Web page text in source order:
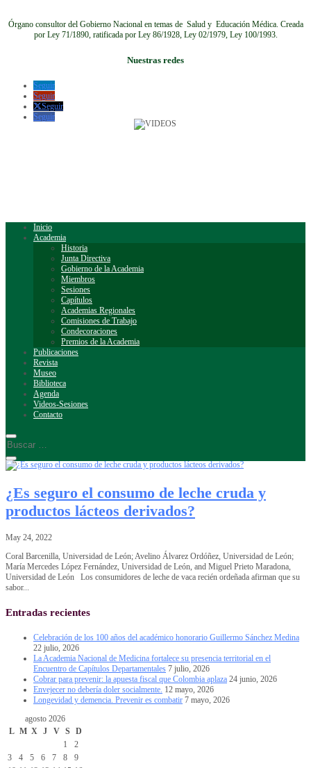
Órgano consultor del Gobierno Nacional en temas de Salud y Educación Médica. Creada
por Ley 71/1890, ratificada por Ley 86/1928, Ley 02/1979, Ley 100/1993.
Nuestras redes
Seguir
Seguir
Seguir
Seguir
Inicio
Academia
Historia
Junta Directiva
Gobierno de la Academia
Miembros
Sesiones
Capítulos
Academias Regionales
Comisiones de Trabajo
Condecoraciones
Premios de la Academia
Publicaciones
Revista
Museo
Biblioteca
Agenda
Videos-Sesiones
Contacto
¿Es seguro el consumo de leche cruda y
productos lácteos derivados?
May 24, 2022
Coral Barcenilla, Universidad de León; Avelino Álvarez Ordóñez, Universidad de León;
María Mercedes López Fernández, Universidad de León, and Miguel Prieto Maradona,
Universidad de León Los consumidores de leche de vaca recién ordeñada afirman que su
sabor...
Entradas recientes
Celebración de los 100 años del académico honorario Guillermo Sánchez Medina
22 julio, 2026
La Academia Nacional de Medicina fortalece su presencia territorial en el
Encuentro de Capítulos Departamentales 7 julio, 2026
Cobrar para prevenir: la apuesta fiscal que Colombia aplaza 24 junio, 2026
Envejecer no debería doler socialmente. 12 mayo, 2026
Longevidad y demencia. Prevenir es combatir 7 mayo, 2026
agosto 2026
L M X J V S
D
1
2
3
4 5 6 7 8
9